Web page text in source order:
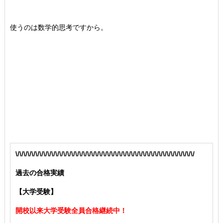
使うのは数学的思考ですから。
\/\/\/\/\/\/\/\/\/\/\/\/\/\/\/\/\/\/\/\/\/\/\/\/\/\/\/\/\/\/\/\/\/\/\/\/\/\/\/\/\/\/\/\/\/
過去の合格実績
【大学受験】
開校以来大学受験全員合格継続中！